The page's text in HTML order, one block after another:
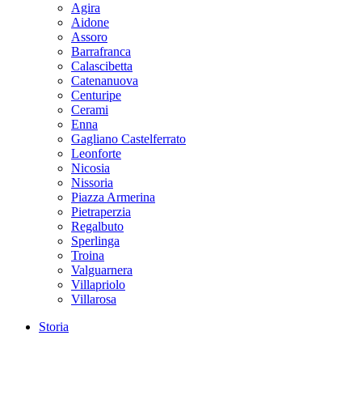
Agira
Aidone
Assoro
Barrafranca
Calascibetta
Catenanuova
Centuripe
Cerami
Enna
Gagliano Castelferrato
Leonforte
Nicosia
Nissoria
Piazza Armerina
Pietraperzia
Regalbuto
Sperlinga
Troina
Valguarnera
Villapriolo
Villarosa
Storia